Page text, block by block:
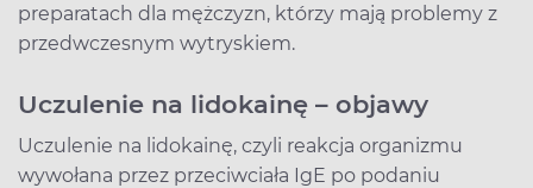
preparatach dla mężczyzn, którzy mają problemy z
przedwczesnym wytryskiem.
Uczulenie na lidokainę – objawy
Uczulenie na lidokainę, czyli reakcja organizmu
wywołana przez przeciwciała IgE po podaniu